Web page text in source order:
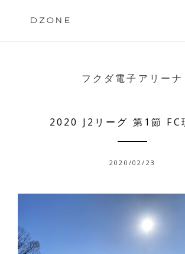
DZONE
フクダ電子アリーナ
2020 J2リーグ 第1節 FC
2020/02/23